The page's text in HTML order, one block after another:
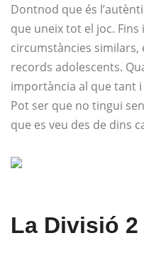
Dontnod que és
que uneix tot el joc.
circumstàncies similars,
records adolescents.
importància al que tant
Pot ser que no tingui
que es veu des de dins
La Divisió